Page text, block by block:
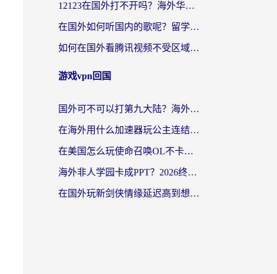
12123在国外打不开吗？海外华人亲测有效的回国加速方案
在国外如何听国内的歌呢？留学生亲测有效的回国加速方案
如何在国外看腾讯视频不受区域限制？留学生亲测有效的回国加速指南
游戏vpn回国
国外可不可以打第九大陆？海外玩家国服畅玩终极指南（附3大热门游戏解决妙招）
在海外用什么加速器玩公主连结：Re？老玩家亲测的稳定方案来了
在美国怎么玩使命召唤OL不卡？海外党亲测有效的国服游戏加速器指南
海外非人学园卡成PPT？2026终极加速器指南：从暗区突围到王国纪元，一篇搞定
在国外玩新剑侠情缘延迟高到想摔手机？海外玩家亲测有效的加速器选择指南